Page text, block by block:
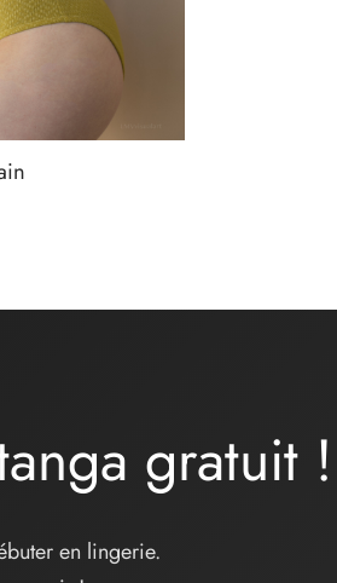
gratuit !
en lingerie.